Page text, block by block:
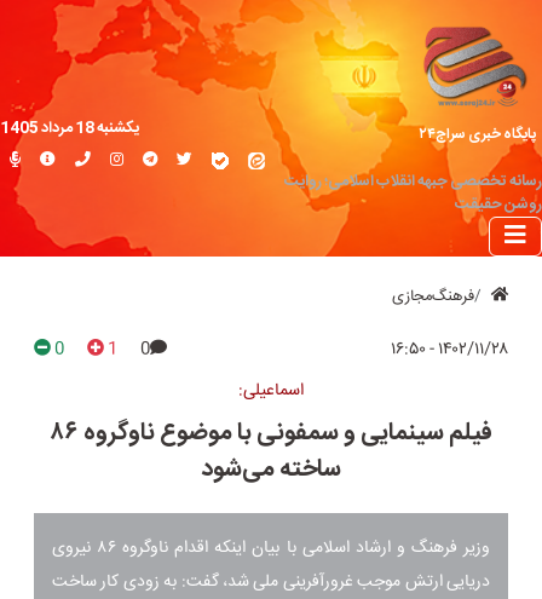
پایگاه خبری سراج۲۴
رسانه تخصصی جبهه انقلاب اسلامی؛ روایت
روشن حقیقت
یکشنبه 18 مرداد 1405
فرهنگ‌مجازی
۱۴۰۲/۱۱/۲۸ - ۱۶:۵۰ 0
1
0
اسماعیلی:
فیلم سینمایی و سمفونی با موضوع ناوگروه ۸۶
ساخته می‌شود
وزیر فرهنگ و ارشاد اسلامی با بیان اینکه اقدام ناوگروه ۸۶ نیروی
دریایی ارتش موجب غرورآفرینی ملی شد، گفت: به زودی کار ساخت